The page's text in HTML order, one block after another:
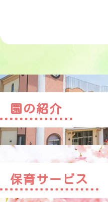
園の紹介
保育サービス